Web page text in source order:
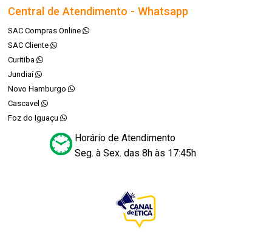
Central de Atendimento - Whatsapp
SAC Compras Online
SAC Cliente
Curitiba
Jundiaí
Novo Hamburgo
Cascavel
Foz do Iguaçu
Horário de Atendimento
Seg. à Sex. das 8h às 17:45h